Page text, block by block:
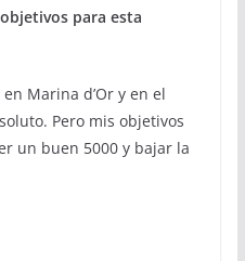
para esta
Marina d’Or y en el
Pero mis objetivos
un buen 5000 y bajar la